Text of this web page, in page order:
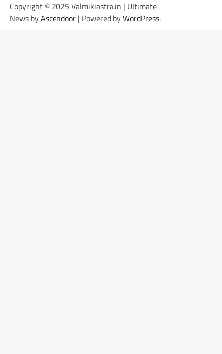
Copyright © 2025 Valmikiastra.in | Ultimate
News byAscendoor | Powered byWordPress.